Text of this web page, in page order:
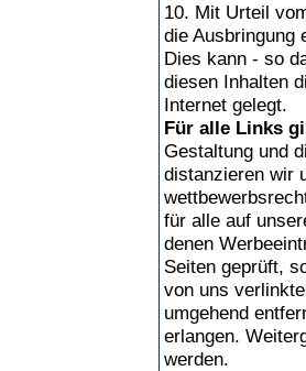
10. Mit Urteil
die Ausbringung
Dies kann - so
diesen Inhalten
Internet gelegt.
Für alle Links
Gestaltung und
distanzieren wir
für alle auf
denen
Seiten geprüft,
von uns
umgehend
erlangen.
werden.